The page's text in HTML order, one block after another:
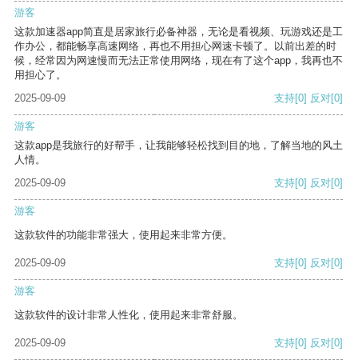
游客
这款加速器app简直是居家旅行必备神器，无论是看视频、玩游戏还是工
作办公，都能畅享高速网络，再也不用担心网速卡顿了。以前出差的时
候，经常因为网速慢而无法正常使用网络，现在有了这个app，我再也不
用担心了。
2025-09-09
支持[0] 反对[0]
游客
这款app是我旅行的好帮手，让我能够轻松找到目的地，了解当地的风土
人情。
2025-09-09
支持[0] 反对[0]
游客
这款软件的功能非常强大，使用起来非常方便。
2025-09-09 支持[0] 反对[0]
游客
这款软件的设计非常人性化，使用起来非常舒服。
2025-09-09 支持[0] 反对[0]